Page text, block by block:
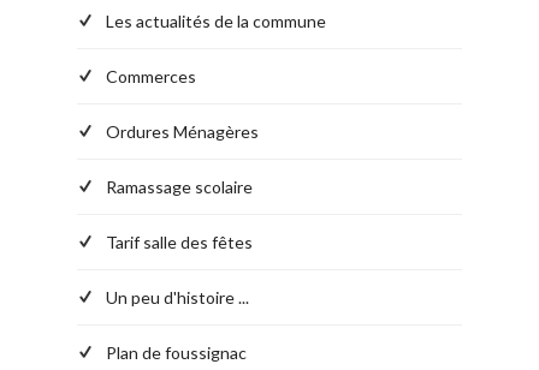
Les actualités de la commune
Commerces
Ordures Ménagères
Ramassage scolaire
Tarif salle des fêtes
Un peu d'histoire ...
Plan de foussignac